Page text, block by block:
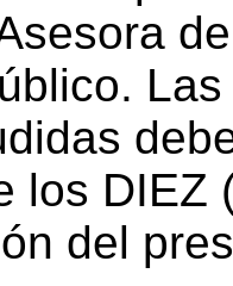
los DIEZ
del